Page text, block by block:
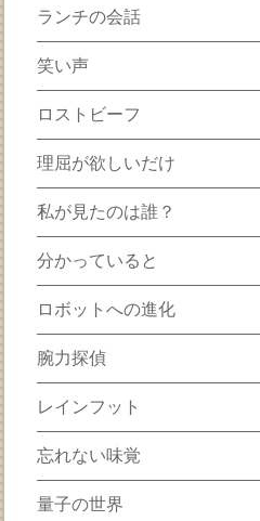
ランチの会話
笑い声
ロストビーフ
理屈が欲しいだけ
私が見たのは誰？
分かっていると
ロボットへの進化
腕力探偵
レインフット
忘れない味覚
量子の世界